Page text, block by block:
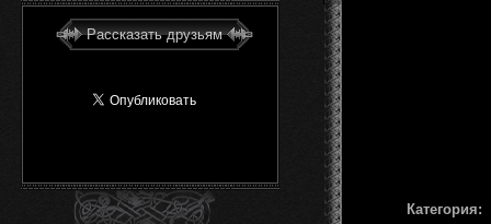
Рассказать друзьям
Категория: